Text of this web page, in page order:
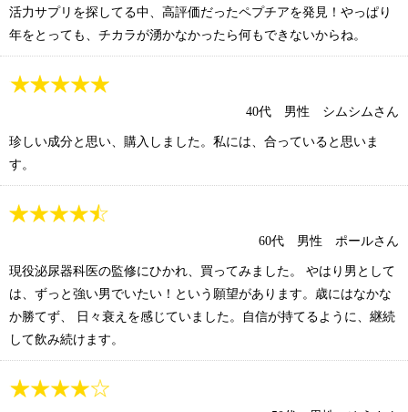
活力サプリを探してる中、高評価だったペプチアを発見！やっぱり
年をとっても、チカラが湧かなかったら何もできないからね。
40代 男性 シムシムさん
珍しい成分と思い、購入しました。私には、合っていると思いま
す。
60代 男性 ポールさん
現役泌尿器科医の監修にひかれ、買ってみました。 やはり男として
は、ずっと強い男でいたい！という願望があります。歳にはなかな
か勝てず、 日々衰えを感じていました。自信が持てるように、継続
して飲み続けます。